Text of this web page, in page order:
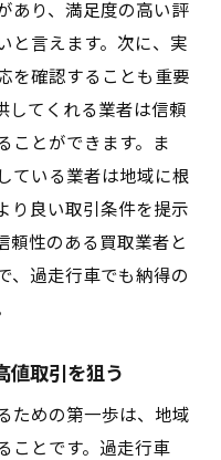
あり、満足度の高い評
と言えます。次に、実
を確認することも重要
してくれる業者は信頼
ことができます。ま
ている業者は地域に根
り良い取引条件を提示
頼性のある買取業者と
、過走行車でも納得の
値取引を狙う
ための第一歩は、地域
ことです。過走行車